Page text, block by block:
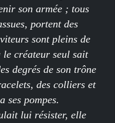
son armée ; tous
portent des
sont pleins de
créateur seul sait
degrés de son trône
des colliers et
ses pompes.
lui résister, elle